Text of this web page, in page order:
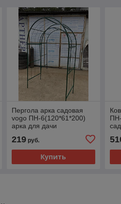
Пергола арка садовая
vogo ПН-6(120*61*200)
арка для дачи
219руб.
Купить